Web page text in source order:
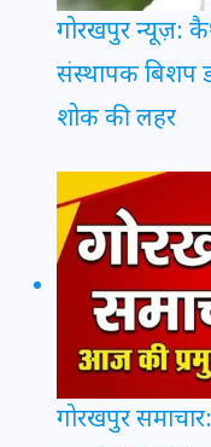
गोरखपुर न्यूज़:
संस्थापक बिशप
शोक की लहर
गोरखपुर